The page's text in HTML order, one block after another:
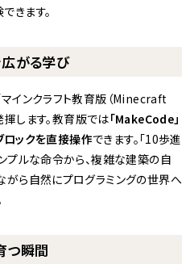
きます。
がる学び
インクラフト教育版（Minecraft
します。教育版では「MakeCode」
ロックを直接操作できます。「10歩進
プルな命令から、複雑な建築の自
がら自然にプログラミングの世界へ
つ瞬間